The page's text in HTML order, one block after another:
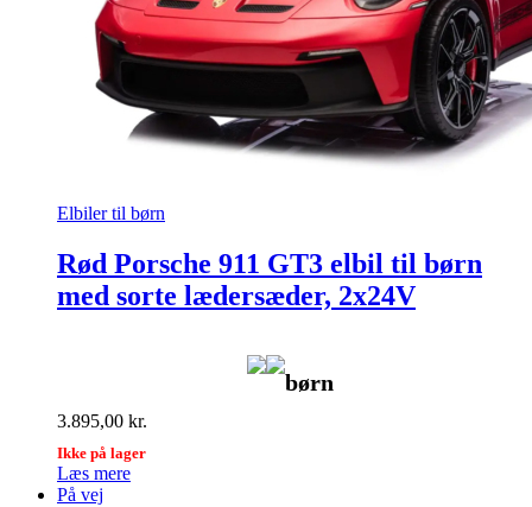
Elbiler til børn
Rød Porsche 911 GT3 elbil til børn
med sorte lædersæder, 2x24V
børn
3.895,00 kr.
Ikke på lager
Læs mere
På vej